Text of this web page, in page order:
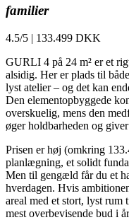
familier
4.5/5 | 133.499 DKK
GURLI 4 på 24 m² er et
alsidig. Her er plads til
lyst atelier – og det kan
Den elementopbyggede
overskuelig, mens den
øger holdbarheden og
Prisen er høj (omkring
planlægning, et solidt
Men til gengæld får du et
hverdagen. Hvis
areal med et stort, lyst
mest overbevisende bud i